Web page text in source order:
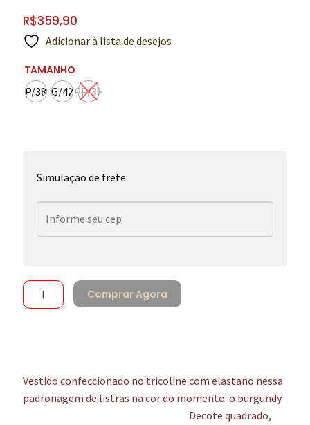
R$359,90
Adicionar à lista de desejos
TAMANHO
P/38 G/42PP/36
Simulação de frete
Comprar Agora
Vestido confeccionado no tricoline com elastano nessa
padronagem de listras na cor do momento: o burgundy.
Decote quadrado,